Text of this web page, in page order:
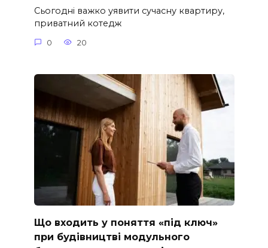
Сьогодні важко уявити сучасну квартиру,
приватний котедж
0 20
Що входить у поняття «під ключ»
при будівництві модульного